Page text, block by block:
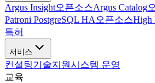
Argus Insight오픈소스Argus Catalog
Patroni PostgreSQL HA 오픈소스High
특허
서비스
컨설팅기술지원시스템 운영
교육